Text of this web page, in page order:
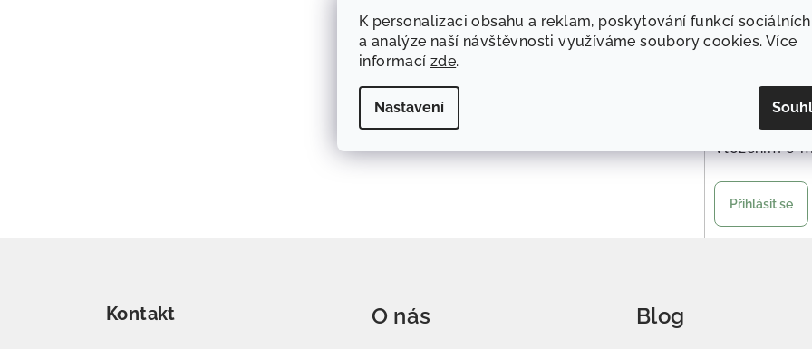
K personalizaci obsahu a reklam, poskytování funkcí
a analýze naší návštěvnosti využíváme soubory cookies. Více
informacízde.
Nastavení
Vložením e-
Přihlásit se
Kontakt O nás Blog